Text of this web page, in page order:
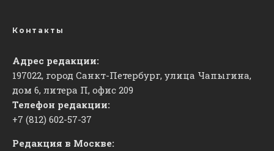
Контакты
Адрес редакции:
197022, город Санкт-Петербург, улица Чапыгина,
дом 6, литера П, офис 209
Телефон редакции:
+7 (812) 602-57-37
Редакция в Москве: